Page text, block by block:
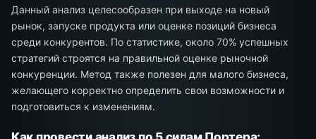
Данный анализ целесообразен при выходе на новый
рынок, запуске продукта или оценке позиций бизнеса
среди конкурентов. По статистике, около 70% успешных
стратегий строятся на правильной оценке рыночной
конкуренции. Метод также полезен для малого бизнеса,
желающего корректно определить свои возможности и
подготовиться к изменениям.